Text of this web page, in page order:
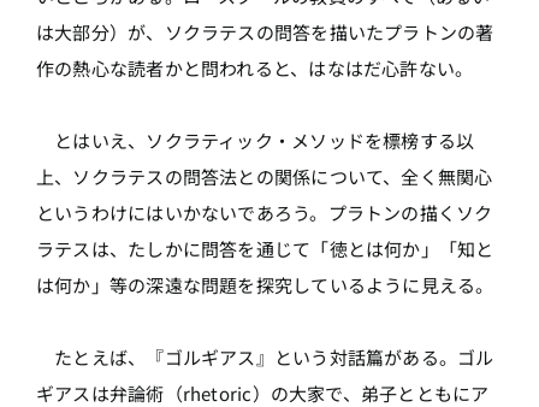
は大部分）が、ソクラテスの問答を描いたプラトンの著
作の熱心な読者かと問われると、はなはだ心許ない。
とはいえ、ソクラティック・メソッドを標榜する以
上、ソクラテスの問答法との関係について、全く無関心
というわけにはいかないであろう。プラトンの描くソク
ラテスは、たしかに問答を通じて「徳とは何か」「知と
は何か」等の深遠な問題を探究しているように見える。
たとえば、『ゴルギアス』という対話篇がある。ゴル
ギアスは弁論術（rhetoric）の大家で、弟子とともにア